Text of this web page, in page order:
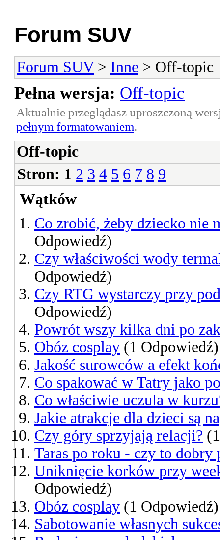
Forum SUV
Forum SUV> Inne > Off-topic
Pełna wersja: Off-topic
Aktualnie przeglądasz uproszczoną
pełnym formatowaniem.
Off-topic
Stron: 1 2 3 4 5 6 7 8 9
Wątków
Co zrobić, żeby dziecko nie
Odpowiedź)
Czy właściwości wody
Odpowiedź)
Czy RTG wystarczy przy
Odpowiedź)
Powrót wszy kilka dni po
Obóz cosplay (1 Odpowiedź)
Jakość surowców a efekt
Co spakować w Tatry jako
Co właściwie uczula w
Jakie atrakcje dla dzieci są
Czy góry sprzyjają relacji?
Taras po roku - czy to dobry
Uniknięcie korków przy
Odpowiedź)
Obóz cosplay (1 Odpowiedź)
Sabotowanie własnych